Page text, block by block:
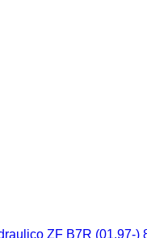
ZF B7R (01.97-)